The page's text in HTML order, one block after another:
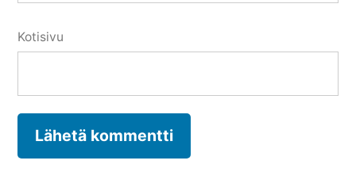
Kotisivu